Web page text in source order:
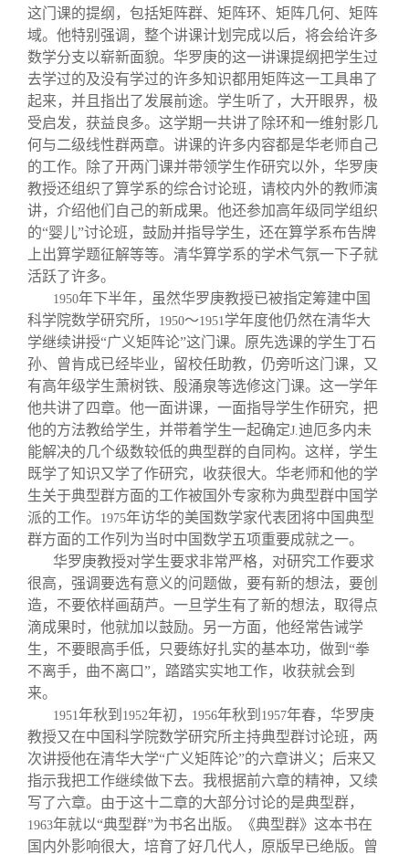
这门课的提纲，包括矩阵群、矩阵环、矩阵几何、矩阵
域。他特别强调，整个讲课计划完成以后，将会给许多
数学分支以崭新面貌。华罗庚的这一讲课提纲把学生过
去学过的及没有学过的许多知识都用矩阵这一工具串了
起来，并且指出了发展前途。学生听了，大开眼界，极
受启发，获益良多。这学期一共讲了除环和一维射影几
何与二级线性群两章。讲课的许多内容都是华老师自己
的工作。除了开两门课并带领学生作研究以外，华罗庚
教授还组织了算学系的综合讨论班，请校内外的教师演
讲，介绍他们自己的新成果。他还参加高年级同学组织
的“婴儿”讨论班，鼓励并指导学生，还在算学系布告牌
上出算学题征解等等。清华算学系的学术气氛一下子就
活跃了许多。
1950年下半年，虽然华罗庚教授已被指定筹建中国
科学院数学研究所，
1950～1951学年度他仍然在清华大
学继续讲授“广义矩阵论”这门课。原先选课的学生丁石
孙、曾肯成已经毕业，留校任助教，仍旁听这门课，又
有高年级学生萧树铁、殷涌泉等选修这门课。这一学年
他共讲了四章。他一面讲课，一面指导学生作研究，把
他的方法教给学生，并带着学生一起确定J.迪厄多内未
能解决的几个级数较低的典型群的自同构。这样，学生
既学了知识又学了作研究，收获很大。华老师和他的学
生关于典型群方面的工作被国外专家称为典型群中国学
派的工作。
1975年访华的美国数学家代表团将中国典型
群方面的工作列为当时中国数学五项重要成就之一。
华罗庚教授对学生要求非常严格，对研究工作要求
很高，强调要选有意义的问题做，要有新的想法，要创
造，不要依样画葫芦。一旦学生有了新的想法，取得点
滴成果时，他就加以鼓励。另一方面，他经常告诫学
生，不要眼高手低，只要练好扎实的基本功，做到“拳
不离手，曲不离口”，踏踏实实地工作，收获就会到
来。
1951年秋到 1952年初， 1956年秋到 1957年春，华罗庚
教授又在中国科学院数学研究所主持典型群讨论班，两
次讲授他在清华大学“广义矩阵论”的六章讲义；后来又
指示我把工作继续做下去。我根据前六章的精神，又续
写了六章。由于这十二章的大部分讨论的是典型群，
1963年就以“典型群”为书名出版。《典型群》这本书在
国内外影响很大，培育了好几代人，原版早已绝版。曾